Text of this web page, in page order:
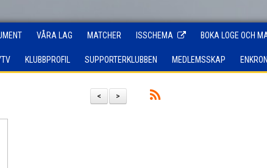
VÅRA LAG MATCHER ISSCHEMA BOKA LOGE OCH
KLUBBPROFIL SUPPORTERKLUBBEN MEDLEMSSKAP
>
<